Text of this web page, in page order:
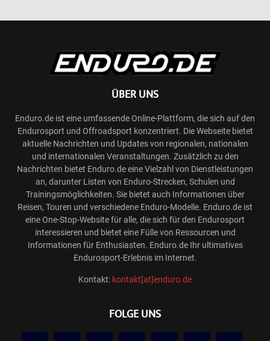
ÜBER UNS
Enduro.de ist eine umfassende Online-Plattform, die sich auf den
Endurosport und Offroadsport konzentriert. Die Webseite bietet
aktuelle Nachrichten und Updates von regionalen, nationalen
und internationalen Veranstaltungen. Zusätzlich zu den
Nachrichten bietet Enduro.de eine Vielzahl von Dienstleistungen
an, darunter Listen von Enduro-Strecken, Schulen und
Trainingsmöglichkeiten. Sie bietet auch Informationen über
Reisen, Touren und verschiedene Enduro-Modelle. Enduro.de ist
eine One-Stop-Website für alle, die sich für den Endurosport
interessieren und bietet eine Fülle von Ressourcen und
Informationen für Enthusiasten. Enduro.de Ihr ultimatives
Endurosport-Erlebnis im Internet.
Kontakt: kontakt[at]enduro.de
FOLGE UNS